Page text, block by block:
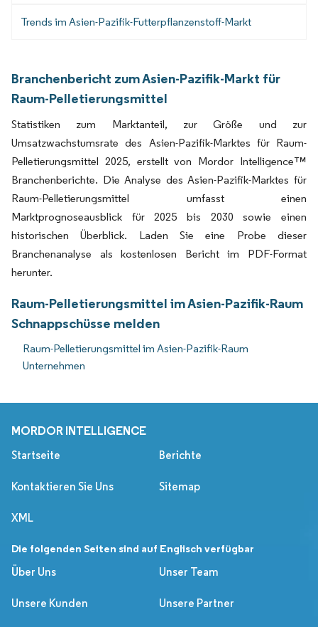
Trends im Asien-Pazifik-Futterpflanzenstoff-Markt
Branchenbericht zum Asien-Pazifik-Markt für
Raum-Pelletierungsmittel
Statistiken zum Marktanteil, zur Größe und zur
Umsatzwachstumsrate des Asien-Pazifik-Marktes für Raum-
Pelletierungsmittel 2025, erstellt von Mordor Intelligence™
Branchenberichte. Die Analyse des Asien-Pazifik-Marktes für
Raum-Pelletierungsmittel umfasst einen
Marktprognoseausblick für 2025 bis 2030 sowie einen
historischen Überblick. Laden Sie eine Probe dieser
Branchenanalyse als kostenlosen Bericht im PDF-Format
herunter.
Raum-Pelletierungsmittel im Asien-Pazifik-Raum
Schnappschüsse melden
Raum-Pelletierungsmittel im Asien-Pazifik-Raum
Unternehmen
MORDOR INTELLIGENCE
Startseite Berichte
Kontaktieren Sie Uns Sitemap
XML
Die folgenden Seiten sind auf Englisch verfügbar
Über Uns
Unser Team
Unsere Kunden Unsere Partner